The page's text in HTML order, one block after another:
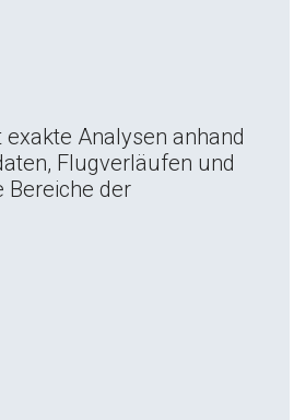
Analysen anhand
Flugverläufen und
Bereiche der